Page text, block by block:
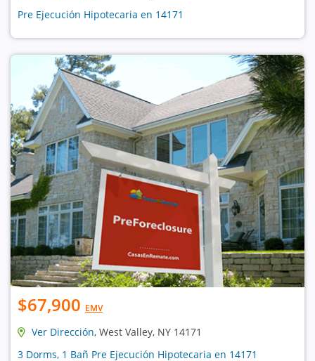
Pre Ejecución Hipotecaria en 14171
$67,900 EMV
Ver Dirección, West Valley, NY 14171
3 Dorms, 1 Bañ Pre Ejecución Hipotecaria en 14171